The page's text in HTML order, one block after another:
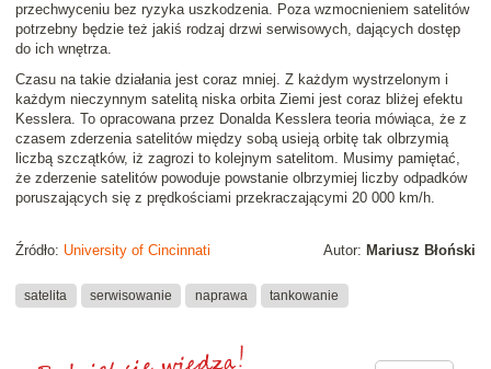
przechwyceniu bez ryzyka uszkodzenia. Poza wzmocnieniem satelitów
potrzebny będzie też jakiś rodzaj drzwi serwisowych, dających dostęp
do ich wnętrza.
Czasu na takie działania jest coraz mniej. Z każdym wystrzelonym i
każdym nieczynnym satelitą niska orbita Ziemi jest coraz bliżej efektu
Kesslera. To opracowana przez Donalda Kesslera teoria mówiąca, że z
czasem zderzenia satelitów między sobą usieją orbitę tak olbrzymią
liczbą szczątków, iż zagrozi to kolejnym satelitom. Musimy pamiętać,
że zderzenie satelitów powoduje powstanie olbrzymiej liczby odpadków
poruszających się z prędkościami przekraczającymi 20 000 km/h.
Autor: Mariusz Błoński
Źródło: University of Cincinnati
satelita serwisowanie naprawa tankowanie